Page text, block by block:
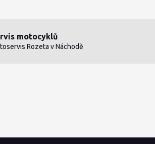
motocyklů
Rozeta v Náchodě